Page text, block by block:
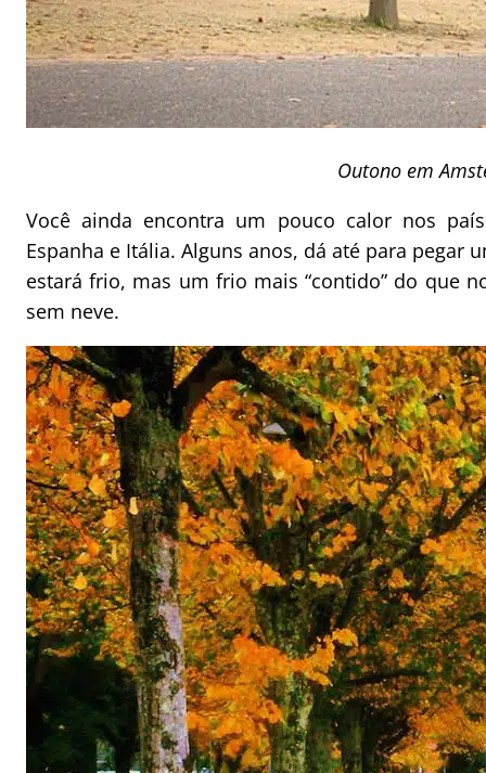
Outono em
Você ainda encontra um pouco calor nos
Espanha e Itália. Alguns anos, dá até para pegar
estará frio, mas um frio mais “contido” do que
sem neve.